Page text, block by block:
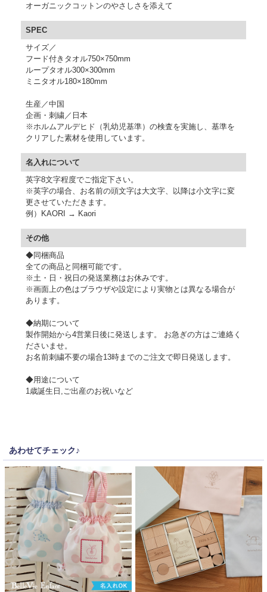
オーガニックコットンのやさしさを添えて
SPEC
サイズ／
フード付きタオル750×750mm
ループタオル300×300mm
ミニタオル180×180mm
生産／中国
企画・刺繍／日本
※ホルムアルデヒド（乳幼児基準）の検査を実施し、基準を
クリアした素材を使用しています。
名入れについて
英字8文字程度でご指定下さい。
※英字の場合、お名前の頭文字は大文字、以降は小文字に変
更させていただきます。
例）KAORI → Kaori
その他
◆同梱商品
全ての商品と同梱可能です。
※土・日・祝日の発送業務はお休みです。
※画面上の色はブラウザや設定により実物とは異なる場合が
あります。
◆納期について
製作開始から4営業日後に発送します。 お急ぎの方はご連絡く
ださいませ。
お名前刺繍不要の場合13時までのご注文で即日発送します。
◆用途について
1歳誕生日,ご出産のお祝いなど
あわせてチェック♪